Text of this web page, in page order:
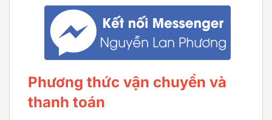
Phương thức vận chuyển và
thanh toán